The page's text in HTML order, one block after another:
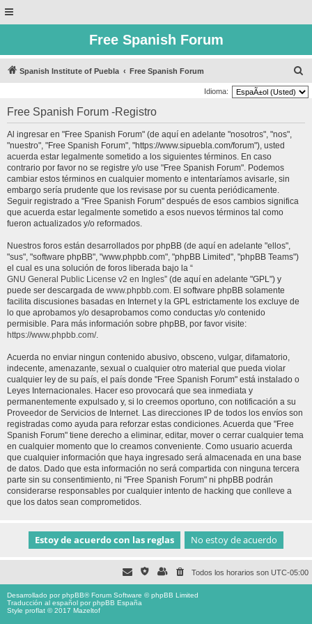
Free Spanish Forum
Spanish Institute of Puebla Free Spanish Forum
u
Idioma:
Free Spanish Forum -Registro
Al ingresar en "Free Spanish Forum" (de aquí en adelante "nosotros", "nos",
"nuestro", "Free Spanish Forum", "https://www.sipuebla.com/forum"), usted
acuerda estar legalmente sometido a los siguientes términos. En caso
contrario por favor no se registre y/o use "Free Spanish Forum". Podemos
cambiar estos términos en cualquier momento e intentaríamos avisarle, sin
embargo sería prudente que los revisase por su cuenta periódicamente.
Seguir registrado a "Free Spanish Forum" después de esos cambios significa
que acuerda estar legalmente sometido a esos nuevos términos tal como
fueron actualizados y/o reformados.
Nuestros foros están desarrollados por phpBB (de aquí en adelante "ellos",
"sus", "software phpBB", "www.phpbb.com", "phpBB Limited", "phpBB Teams")
el cual es una solución de foros liberada bajo la “
GNU General Public License v2 en Ingles” (de aquí en adelante "GPL") y
puede ser descargada de www.phpbb.com. El software phpBB solamente
facilita discusiones basadas en Internet y la GPL estrictamente los excluye de
lo que aprobamos y/o desaprobamos como conductas y/o contenido
permisible. Para más información sobre phpBB, por favor visite:
https://www.phpbb.com/.
Acuerda no enviar ningun contenido abusivo, obsceno, vulgar, difamatorio,
indecente, amenazante, sexual o cualquier otro material que pueda violar
cualquier ley de su país, el país donde "Free Spanish Forum" está instalado o
Leyes Internacionales. Hacer eso provocará que sea inmediata y
permanentemente expulsado y, si lo creemos oportuno, con notificación a su
Proveedor de Servicios de Internet. Las direcciones IP de todos los envíos son
registradas como ayuda para reforzar estas condiciones. Acuerda que "Free
Spanish Forum" tiene derecho a eliminar, editar, mover o cerrar cualquier tema
en cualquier momento que lo creamos conveniente. Como usuario acuerda
que cualquier información que haya ingresado será almacenada en una base
de datos. Dado que esta información no será compartida con ninguna tercera
parte sin su consentimiento, ni "Free Spanish Forum" ni phpBB podrán
considerarse responsables por cualquier intento de hacking que conlleve a
que los datos sean comprometidos.
Todos los horarios son UTC-05:00
Desarrollado porphpBB® Forum Software © phpBB Limited
Traducción al español porphpBB España
Style proflat © 2017 Mazeltof